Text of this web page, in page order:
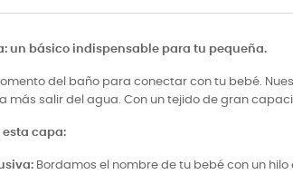
un básico indispensable para tu pequeña.
del baño para conectar con tu bebé.
más salir del agua. Con un tejido de gran
esta capa:
Bordamos el nombre de tu bebé con un